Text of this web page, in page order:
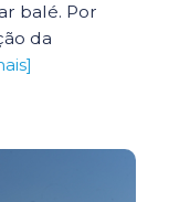
balé. Por
da